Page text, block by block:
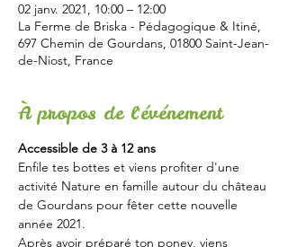
02 janv. 2021, 10:00 – 12:00
La Ferme de Briska - Pédagogique & Itiné,
697 Chemin de Gourdans, 01800 Saint-Jean-
de-Niost, France
À propos de l'événement
Accessible de 3 à 12 ans
Enfile tes bottes et viens profiter d'une
activité Nature en famille autour du château
de Gourdans pour fêter cette nouvelle
année 2021.
Après avoir préparé ton poney, viens